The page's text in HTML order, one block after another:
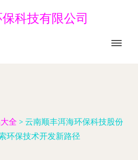
科技有限公司
全 > 云南顺丰洱海环保科技股份
环保技术开发新路径